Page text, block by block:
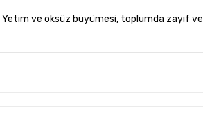
Yetim ve öksüz büyümesi, toplumda zayıf ve